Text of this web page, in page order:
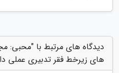
دیدگاه های مرتبط با "محبی:
های زیرخط فقر تدبیری عملی